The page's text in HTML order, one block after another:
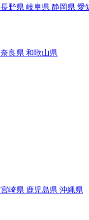
長野県 岐阜県 静岡県 愛
奈良県 和歌山県
宮崎県 鹿児島県 沖縄県